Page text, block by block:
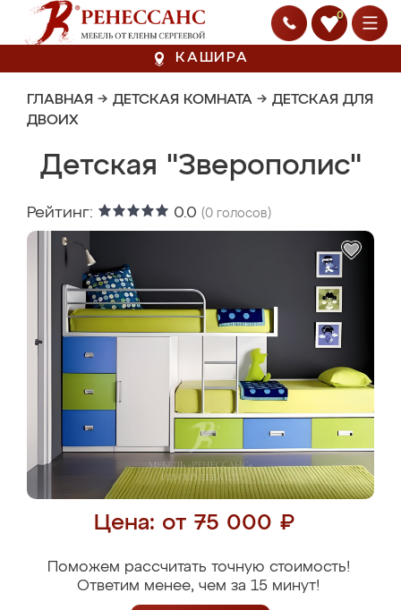
0
КАШИРА
ГЛАВНАЯ → ДЕТСКАЯ КОМНАТА → ДЕТСКАЯ ДЛЯ
ДВОИХ
Детская "Зверополис"
Рейтинг: 0.0 (0 голосов)
Цена: от 75 000 ₽
Поможем рассчитать точную стоимость!
Ответим менее, чем за 15 минут!